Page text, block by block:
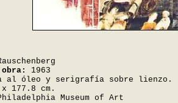
1963
al óleo y serigrafía sobre lienzo.
177.8 cm.
Museum of Art